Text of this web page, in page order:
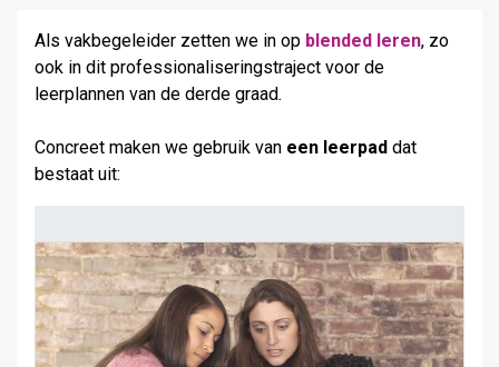
Als vakbegeleider zetten we in op blended leren, zo
ook in dit professionaliseringstraject voor de
leerplannen van de derde graad.
Concreet maken we gebruik van een leerpad dat
bestaat uit: